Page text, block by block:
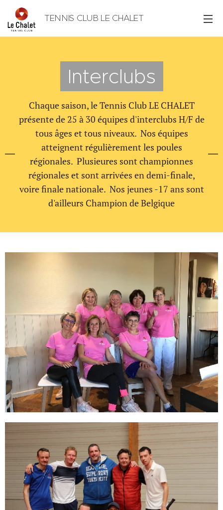
TENNIS CLUB LE CHALET
Interclubs
Chaque saison, le Tennis Club LE CHALET
présente de 25 à 30 équipes d'interclubs H/F de
tous âges et tous niveaux. Nos équipes
atteignent régulièrement les poules
régionales. Plusieures sont championnes
régionales et sont arrivées en demi-finale,
voire finale nationale. Nos jeunes -17 ans sont
d'ailleurs Champion de Belgique